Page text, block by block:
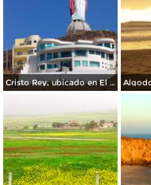
Cristo Rey, ubicado en El Morro